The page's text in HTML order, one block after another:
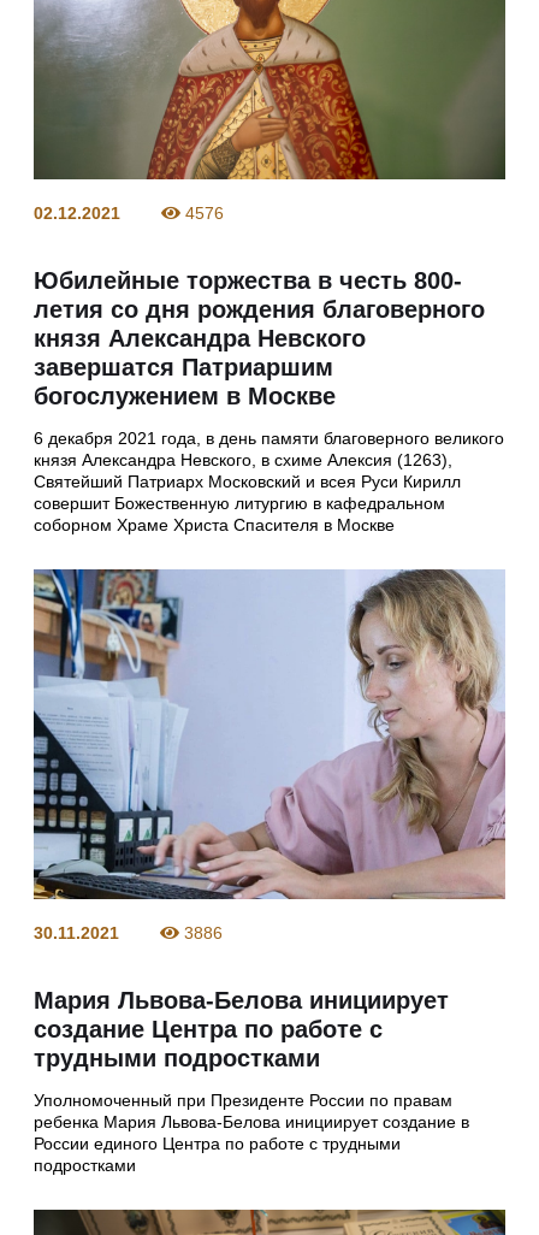
02.12.2021 4576
Юбилейные торжества в честь 800-
летия со дня рождения благоверного
князя Александра Невского
завершатся Патриаршим
богослужением в Москве
6 декабря 2021 года, в день памяти благоверного великого
князя Александра Невского, в схиме Алексия (1263),
Святейший Патриарх Московский и всея Руси Кирилл
совершит Божественную литургию в кафедральном
соборном Храме Христа Спасителя в Москве
30.11.2021 3886
Мария Львова-Белова инициирует
создание Центра по работе с
трудными подростками
Уполномоченный при Президенте России по правам
ребенка Мария Львова-Белова инициирует создание в
России единого Центра по работе с трудными
подростками